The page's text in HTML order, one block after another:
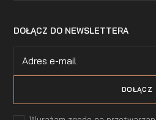
DOŁĄCZ DO NEWSLETTERA